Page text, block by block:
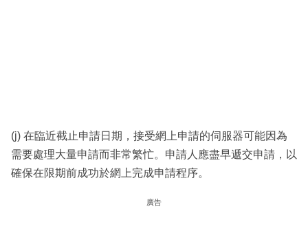
(j) 在臨近截止申請日期，接受網上申請的伺服器可能因為
需要處理大量申請而非常繁忙。申請人應盡早遞交申請，以
確保在限期前成功於網上完成申請程序。
廣告